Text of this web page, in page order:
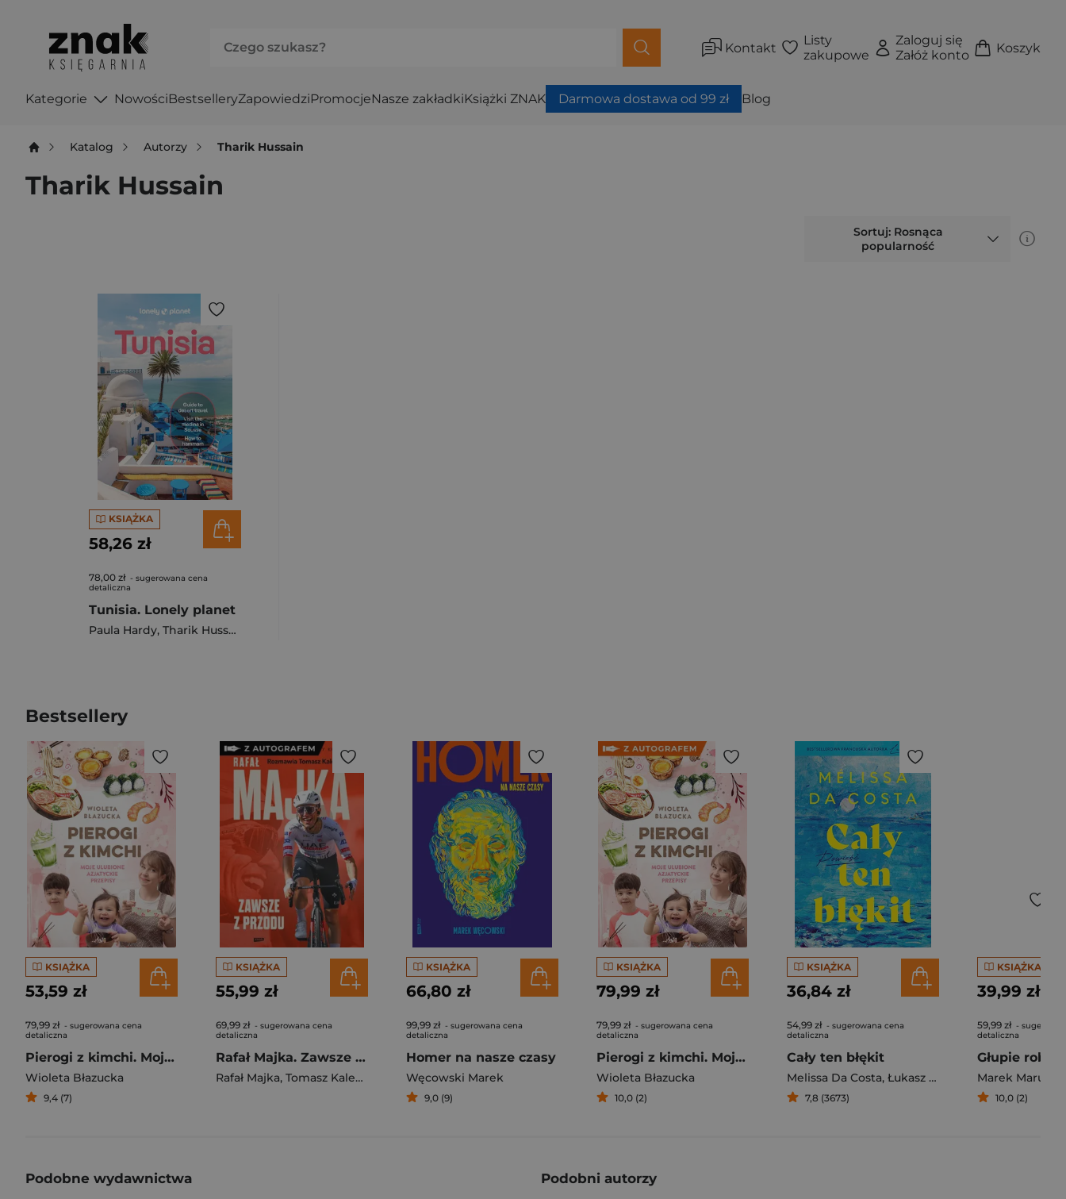
Kontakt
Listy
zakupowe
Zaloguj się
Załóż konto
Koszyk
Kategorie NowościBestselleryZapowiedziPromocjeNasze zakładkiKsiążki ZNAK Darmowa dostawa od 99 zł Blog
Katalog Autorzy Tharik Hussain
Tharik Hussain
Sortuj: Rosnąca
popularność
KSIĄŻKA
58,26 zł
78,00 zł - sugerowana cena
detaliczna
Tunisia. Lonely planet
Paula Hardy, Tharik Hussain
Bestsellery
KSIĄŻKA
53,59 zł
79,99 zł - sugerowana cena
detaliczna
Pierogi z kimchi. Moje ulubione azjatyckie przepisy
Wioleta Błazucka
9,4 (7)
KSIĄŻKA
55,99 zł
69,99 zł - sugerowana cena
detaliczna
Rafał Majka. Zawsze z przodu. Rozmawia Tomasz Kalemba - książka z autografem
Rafał Majka, Tomasz Kalemba
KSIĄŻKA
66,80 zł
99,99 zł - sugerowana cena
detaliczna
Homer na nasze czasy
Węcowski Marek
9,0 (9)
KSIĄŻKA
79,99 zł
79,99 zł - sugerowana cena
detaliczna
Pierogi z kimchi. Moje ulubione azjatyckie przepisy - książka z autografem
Wioleta Błazucka
10,0 (2)
KSIĄŻKA
36,84 zł
54,99 zł - sugerowana cena
detaliczna
Cały ten błękit
Melissa Da Costa, Łukasz Müller
7,8 (3673)
KSIĄŻKA
39,99 zł
59,99 zł -
detaliczna
Marek
10,0 (2)
Podobne wydawnictwa Podobni autorzy